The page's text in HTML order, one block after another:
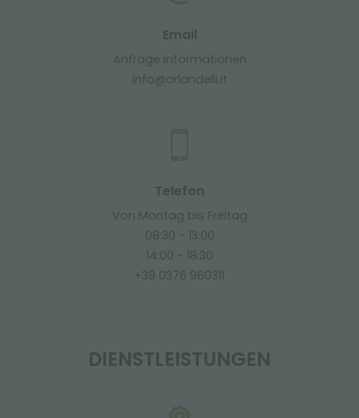
Email
Anfrage Informationen
info@orlandelli.it
Telefon
Von Montag bis Freitag
08:30 - 13:00
14:00 - 18:30
+39 0376 960311
DIENSTLEISTUNGEN